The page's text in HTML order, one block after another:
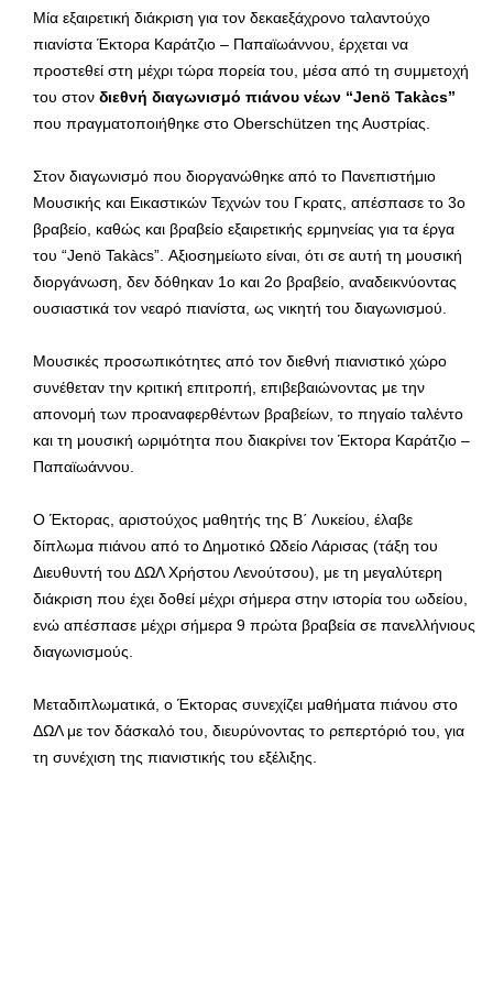
Μία εξαιρετική διάκριση για τον δεκαεξάχρονο ταλαντούχο
πιανίστα Έκτορα Καράτζιο – Παπαϊωάννου, έρχεται να
προστεθεί στη μέχρι τώρα πορεία του, μέσα από τη συμμετοχή
του στον διεθνή διαγωνισμό πιάνου νέων “Jenö Takàcs”
που πραγματοποιήθηκε στο Oberschützen της Αυστρίας.
Στον διαγωνισμό που διοργανώθηκε από το Πανεπιστήμιο
Μουσικής και Εικαστικών Τεχνών του Γκρατς, απέσπασε το 3ο
βραβείο, καθώς και βραβείο εξαιρετικής ερμηνείας για τα έργα
του “Jenö Takàcs”. Αξιοσημείωτο είναι, ότι σε αυτή τη μουσική
διοργάνωση, δεν δόθηκαν 1ο και 2ο βραβείο, αναδεικνύοντας
ουσιαστικά τον νεαρό πιανίστα, ως νικητή του διαγωνισμού.
Μουσικές προσωπικότητες από τον διεθνή πιανιστικό χώρο
συνέθεταν την κριτική επιτροπή, επιβεβαιώνοντας με την
απονομή των προαναφερθέντων βραβείων, το πηγαίο ταλέντο
και τη μουσική ωριμότητα που διακρίνει τον Έκτορα Καράτζιο –
Παπαϊωάννου.
Ο Έκτορας, αριστούχος μαθητής της Β΄ Λυκείου, έλαβε
δίπλωμα πιάνου από το Δημοτικό Ωδείο Λάρισας (τάξη του
Διευθυντή του ΔΩΛ Χρήστου Λενούτσου), με τη μεγαλύτερη
διάκριση που έχει δοθεί μέχρι σήμερα στην ιστορία του ωδείου,
ενώ απέσπασε μέχρι σήμερα 9 πρώτα βραβεία σε πανελλήνιους
διαγωνισμούς.
Μεταδιπλωματικά, ο Έκτορας συνεχίζει μαθήματα πιάνου στο
ΔΩΛ με τον δάσκαλό του, διευρύνοντας το ρεπερτόριό του, για
τη συνέχιση της πιανιστικής του εξέλιξης.